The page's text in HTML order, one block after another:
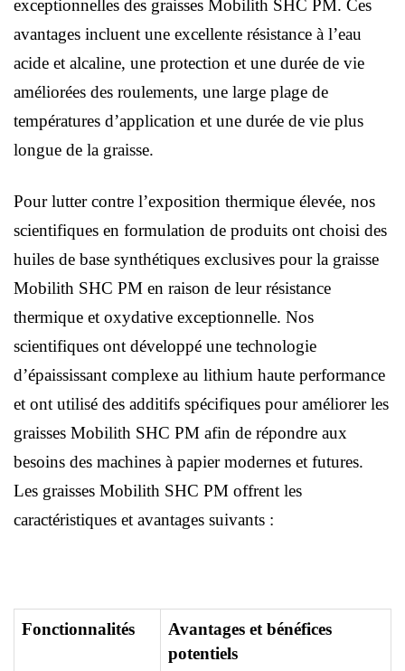
exceptionnelles des graisses Mobilith SHC PM. Ces
avantages incluent une excellente résistance à l’eau
acide et alcaline, une protection et une durée de vie
améliorées des roulements, une large plage de
températures d’application et une durée de vie plus
longue de la graisse.
Pour lutter contre l’exposition thermique élevée, nos
scientifiques en formulation de produits ont choisi des
huiles de base synthétiques exclusives pour la graisse
Mobilith SHC PM en raison de leur résistance
thermique et oxydative exceptionnelle. Nos
scientifiques ont développé une technologie
d’épaississant complexe au lithium haute performance
et ont utilisé des additifs spécifiques pour améliorer les
graisses Mobilith SHC PM afin de répondre aux
besoins des machines à papier modernes et futures.
Les graisses Mobilith SHC PM offrent les
caractéristiques et avantages suivants :
Fonctionnalités
Avantages et bénéfices
potentiels